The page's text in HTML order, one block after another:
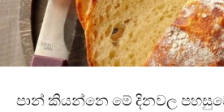
පාන් කියන්නෙ මේ දිනවල